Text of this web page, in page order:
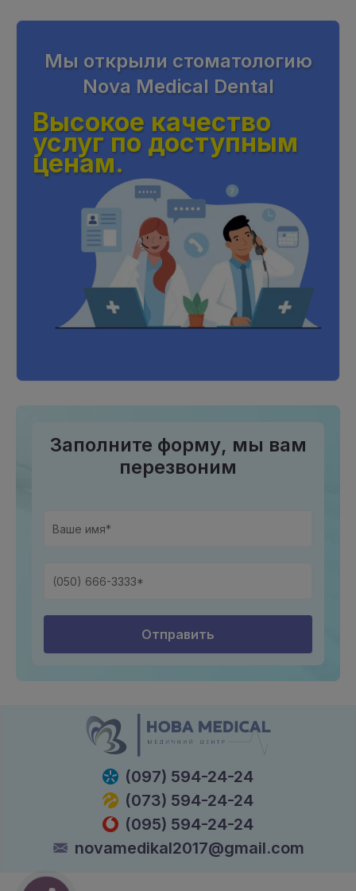
Мы открыли стоматологию
Nova Medical Dental
Высокое качество
услуг по доступным
ценам.
Заполните форму, мы вам
перезвоним
Отправить
(097) 594-24-24
(073) 594-24-24
(095) 594-24-24
novamedikal2017@gmail.com